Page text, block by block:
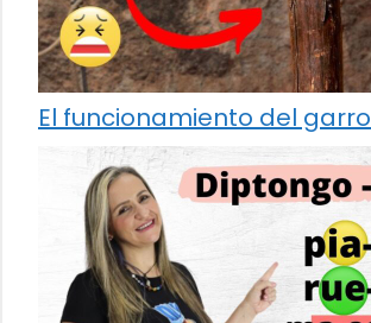
El funcionamiento del